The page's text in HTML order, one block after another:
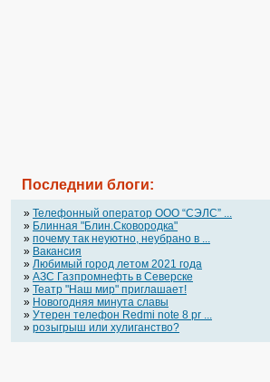
Последнии блоги:
» Телефонный оператор OOO “СЭЛС” ...
» Блинная "Блин.Сковородка"
» почему так неуютно, неубрано в ...
» Вакансия
» Любимый город летом 2021 года
» АЗС Газпромнефть в Северске
» Театр "Наш мир" приглашает!
» Новогодняя минута славы
» Утерен телефон Redmi note 8 pr ...
» розыгрыш или хулиганство?